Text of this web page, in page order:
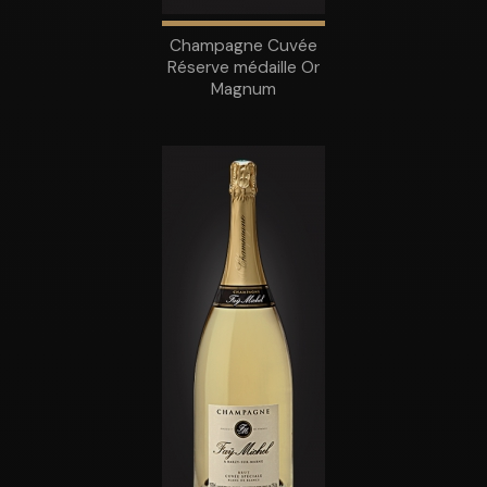
Champagne Cuvée
Réserve médaille Or
Magnum